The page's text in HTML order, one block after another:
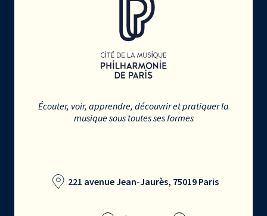
Écouter, voir, apprendre, découvrir et pratiquer la
musique sous toutes ses formes
221 avenue Jean-Jaurès, 75019 Paris